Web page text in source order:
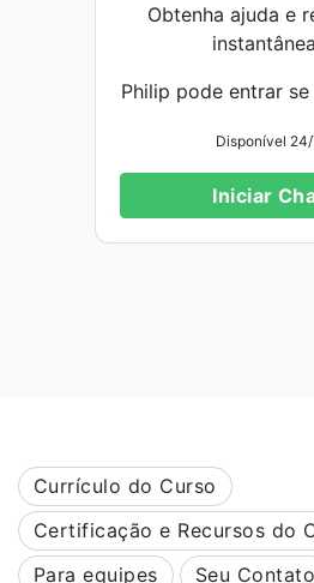
Obtenha ajuda e
Philip pode entrar se
Disponível
Iniciar
Currículo do Curso
Certificação e Recursos do
Para equipes
Seu Contato